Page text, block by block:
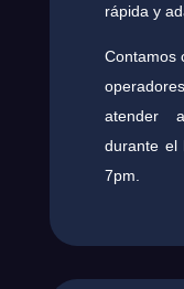
rápida y
Contamos
atender
durante el
7pm.